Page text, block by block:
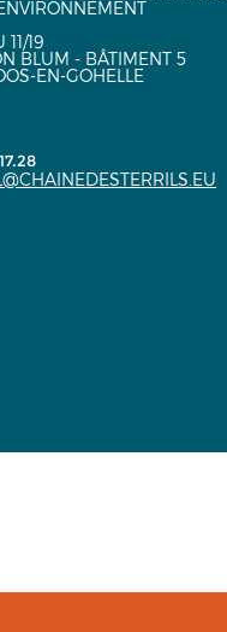
19
BLUM - BÂTIMENT 5
EN-GOHELLE